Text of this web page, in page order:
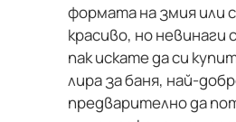
формата на змия или
красиво, но невинаги
пак искате да си
лира за баня, най-
предварително да